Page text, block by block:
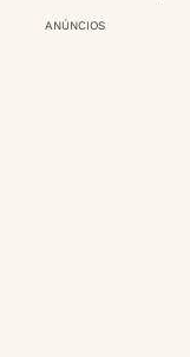
ANÚNCIOS